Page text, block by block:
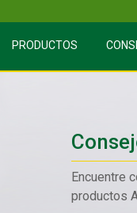
PRODUCTOS
Encuentre
productos